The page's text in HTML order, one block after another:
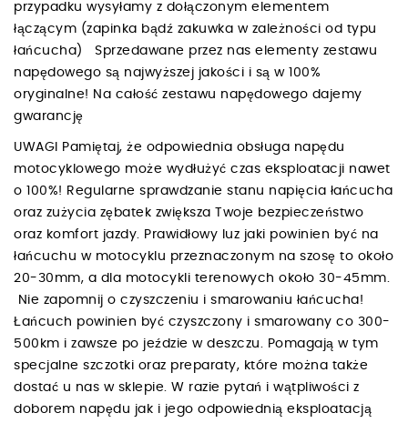
przypadku wysyłamy z dołączonym elementem
łączącym (zapinka bądź zakuwka w zależności od typu
łańcucha) Sprzedawane przez nas elementy zestawu
napędowego są najwyższej jakości i są w 100%
oryginalne! Na całość zestawu napędowego dajemy
gwarancję
UWAGI Pamiętaj, że odpowiednia obsługa napędu
motocyklowego może wydłużyć czas eksploatacji nawet
o 100%! Regularne sprawdzanie stanu napięcia łańcucha
oraz zużycia zębatek zwiększa Twoje bezpieczeństwo
oraz komfort jazdy. Prawidłowy luz jaki powinien być na
łańcuchu w motocyklu przeznaczonym na szosę to około
20-30mm, a dla motocykli terenowych około 30-45mm.
Nie zapomnij o czyszczeniu i smarowaniu łańcucha!
Łańcuch powinien być czyszczony i smarowany co 300-
500km i zawsze po jeździe w deszczu. Pomagają w tym
specjalne szczotki oraz preparaty, które można także
dostać u nas w sklepie. W razie pytań i wątpliwości z
doborem napędu jak i jego odpowiednią eksploatacją